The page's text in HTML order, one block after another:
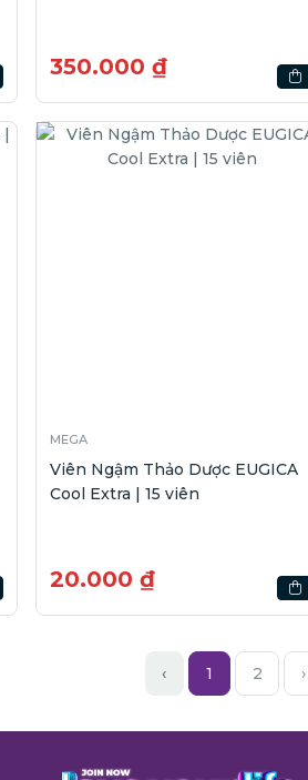
350.000 ₫
MEGA
Viên Ngậm Thảo Dược EUGICA
Cool Extra | 15 viên
20.000 ₫
‹ 1 2 ›